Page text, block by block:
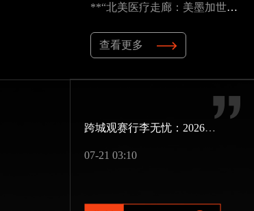
**“北美医疗走廊：美墨加世界杯应急资源的隐形博弈”**
查看更多
跨城观赛行李无忧：2026世界杯单场票专属行李“门到门”跨城速达方案
07-21 03:10